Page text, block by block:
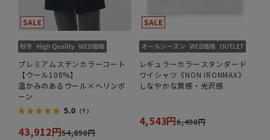
プレミアムステンカラーコート
【ウール100%】
温かみのあるウール×ヘリンボ
ーン
5.0 （1）
43,912円54,890円
レギュラーカラースタンダード
ワイシャツ《NON IRONMAX》
しなやかな質感・光沢感
4,543円6,490円